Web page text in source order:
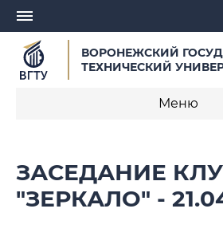
ВОРОНЕЖСКИЙ
ТЕХНИЧЕСКИЙ
Меню
Новости
ЗАСЕДАНИЕ
"ЗЕРКАЛО" -